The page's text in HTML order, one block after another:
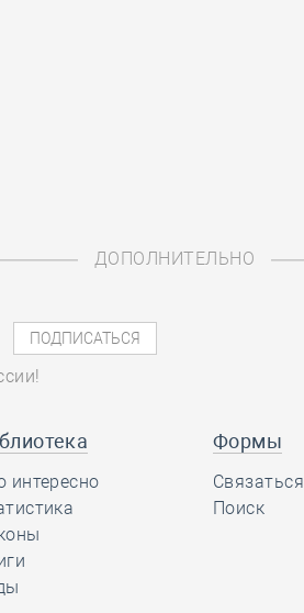
ДОПОЛНИТЕЛЬНО
интересно
Формы
Связаться
Поиск